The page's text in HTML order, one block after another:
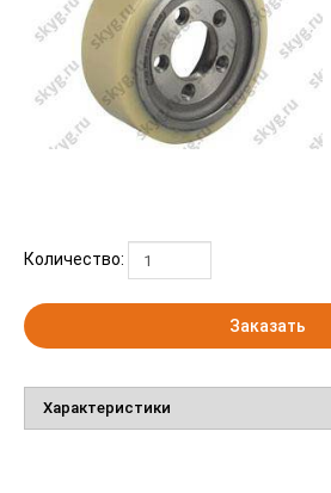
Количество:
Заказать
Характеристики